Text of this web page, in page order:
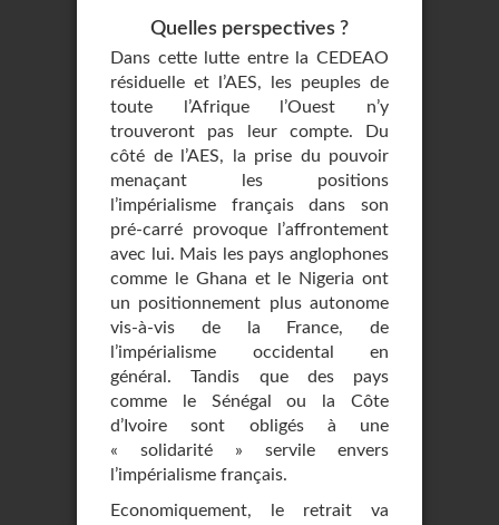
Quelles perspectives ?
Dans cette lutte entre la CEDEAO
résiduelle et l’AES, les peuples de
toute l’Afrique l’Ouest n’y
trouveront pas leur compte. Du
côté de l’AES, la prise du pouvoir
menaçant les positions
l’impérialisme français dans son
pré-carré provoque l’affrontement
avec lui. Mais les pays anglophones
comme le Ghana et le Nigeria ont
un positionnement plus autonome
vis-à-vis de la France, de
l’impérialisme occidental en
général. Tandis que des pays
comme le Sénégal ou la Côte
d’Ivoire sont obligés à une
« solidarité » servile envers
l’impérialisme français.
Economiquement, le retrait va